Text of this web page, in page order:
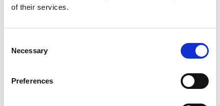
of their services.
Selection
Necessary
Preferences